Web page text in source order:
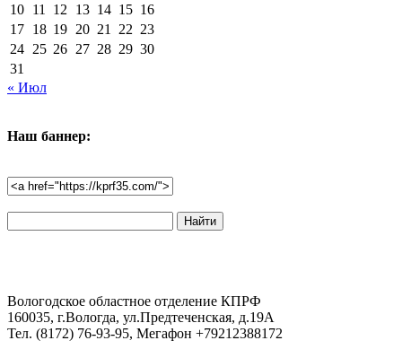
10 11 12 13 14 15 16
17 18 19 20 21 22 23
24 25 26 27 28 29 30
31
« Июл
Наш баннер:
по
Вологодское областное отделение КПРФ
160035, г.Вологда, ул.Предтеченская, д.19А
Тел. (8172) 76-93-95, Мегафон +79212388172